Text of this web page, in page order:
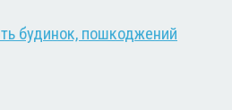
будинок, пошкоджений